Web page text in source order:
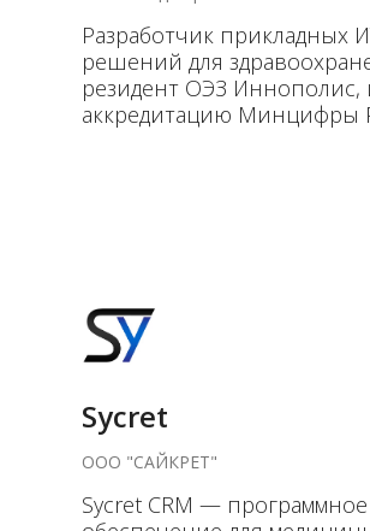
Разработчик прикладных
решений для
резидент ОЭЗ Иннополис,
аккредитацию Минцифры
Sycret
ООО "САЙКРЕТ"
Sycret CRM — программное